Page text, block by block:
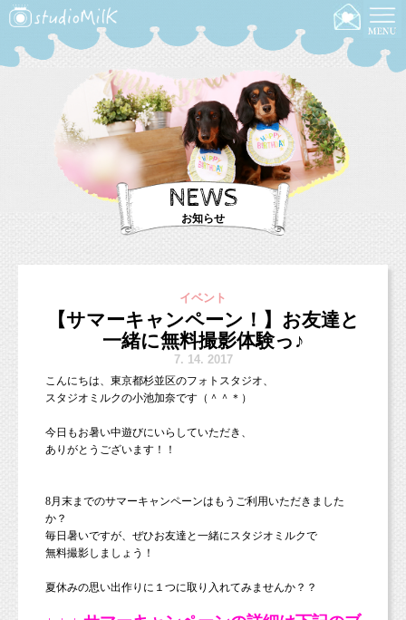
NEWS
お知らせ
イベント
【サマーキャンペーン！】お友達と
一緒に無料撮影体験っ♪
7. 14. 2017
こんにちは、東京都杉並区のフォトスタジオ、
スタジオミルクの小池加奈です（＾＾＊）
今日もお暑い中遊びにいらしていただき、
ありがとうございます！！
8月末までのサマーキャンペーンはもうご利用いただきました
か？
毎日暑いですが、ぜひお友達と一緒にスタジオミルクで
無料撮影しましょう！
夏休みの思い出作りに１つに取り入れてみませんか？？